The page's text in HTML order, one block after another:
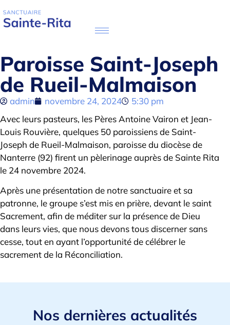
Paroisse Saint-Joseph
de Rueil-Malmaison
admin novembre 24, 2024
5:30 pm
Avec leurs pasteurs, les Pères Antoine Vairon et Jean-
Louis Rouvière, quelques 50 paroissiens de Saint-
Joseph de Rueil-Malmaison, paroisse du diocèse de
Nanterre (92) firent un pèlerinage auprès de Sainte Rita
le 24 novembre 2024.
Après une présentation de notre sanctuaire et sa
patronne, le groupe s’est mis en prière, devant le saint
Sacrement, afin de méditer sur la présence de Dieu
dans leurs vies, que nous devons tous discerner sans
cesse, tout en ayant l’opportunité de célébrer le
sacrement de la Réconciliation.
Nos dernières actualités